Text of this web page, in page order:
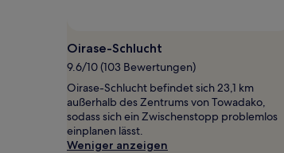
Oirase-Schlucht
9.6/10 (103 Bewertungen)
Oirase-Schlucht befindet sich 23,1 km
außerhalb des Zentrums von Towadako,
sodass sich ein Zwischenstopp problemlos
einplanen lässt.
Weniger anzeigen